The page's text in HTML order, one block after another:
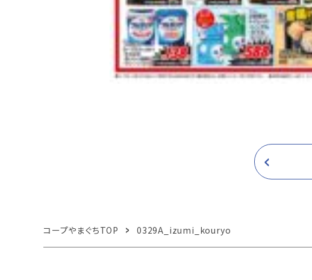
コープやまぐちTOP 0329A_izumi_kouryo